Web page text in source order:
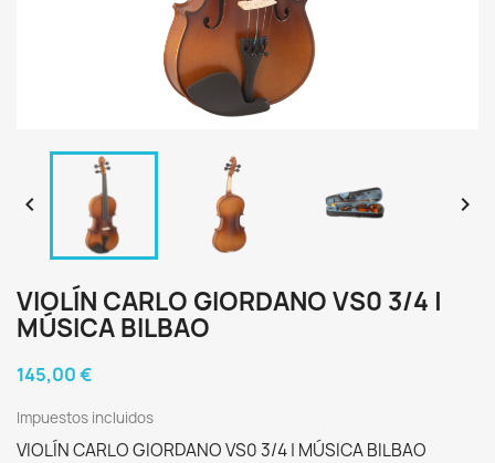
 
VIOLÍN CARLO GIORDANO VS0 3/4 |
MÚSICA BILBAO
145,00 €
Impuestos incluidos
VIOLÍN CARLO GIORDANO VS0 3/4 | MÚSICA BILBAO